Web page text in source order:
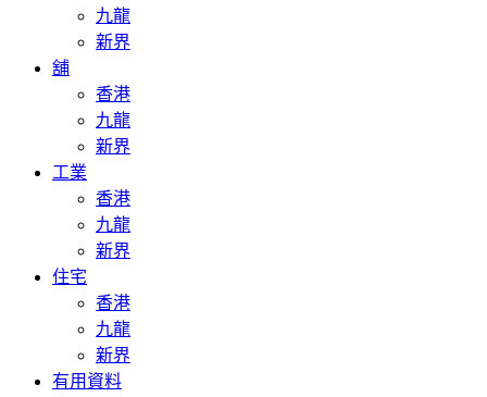
九龍
新界
舖
香港
九龍
新界
工業
香港
九龍
新界
住宅
香港
九龍
新界
有用資料